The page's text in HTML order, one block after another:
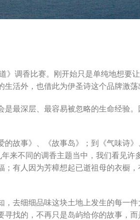
》调香比赛。刚开始只是单纯地想要
活外，也借此为伊圣诗这个品牌激荡
最深层、最容易被忽略的生命经验
故事》、《故事岛》；到《气味诗
来不同的调香主题当中，我们看见许
；有人因为芳樟想起已逝祖母的衣橱
，去细细品味这块土地上发生的每一
找的，不再只是岛屿给你的故事，